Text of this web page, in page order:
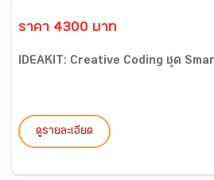
ราคา 4300 บาท
IDEAKIT: Creative Coding ชุด
ดูรายละเอียด